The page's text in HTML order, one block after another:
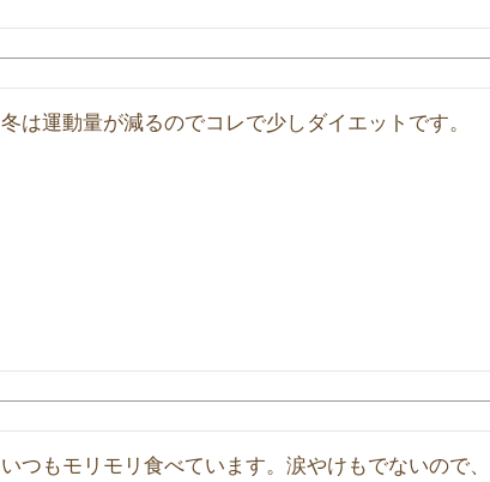
冬は運動量が減るのでコレで少しダイエットです。
いつもモリモリ食べています。涙やけもでないので